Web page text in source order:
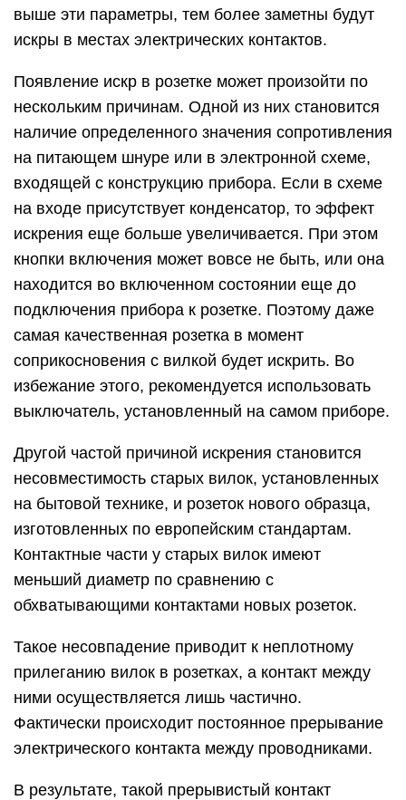
выше эти параметры, тем более заметны будут
искры в местах электрических контактов.
Появление искр в розетке может произойти по
нескольким причинам. Одной из них становится
наличие определенного значения сопротивления
на питающем шнуре или в электронной схеме,
входящей с конструкцию прибора. Если в схеме
на входе присутствует конденсатор, то эффект
искрения еще больше увеличивается. При этом
кнопки включения может вовсе не быть, или она
находится во включенном состоянии еще до
подключения прибора к розетке. Поэтому даже
самая качественная розетка в момент
соприкосновения с вилкой будет искрить. Во
избежание этого, рекомендуется использовать
выключатель, установленный на самом приборе.
Другой частой причиной искрения становится
несовместимость старых вилок, установленных
на бытовой технике, и розеток нового образца,
изготовленных по европейским стандартам.
Контактные части у старых вилок имеют
меньший диаметр по сравнению с
обхватывающими контактами новых розеток.
Такое несовпадение приводит к неплотному
прилеганию вилок в розетках, а контакт между
ними осуществляется лишь частично.
Фактически происходит постоянное прерывание
электрического контакта между проводниками.
В результате, такой прерывистый контакт